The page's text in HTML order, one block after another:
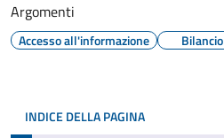
Argomenti
Accesso all'informazione Bilancio
INDICE DELLA PAGINA